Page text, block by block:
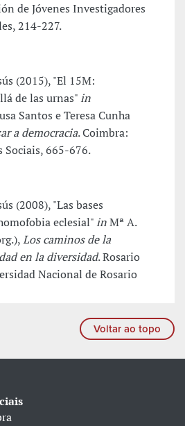
de Jóvenes Investigadores
214-227.
(2015), "El 15M:
de las urnas"in
Santos e Teresa Cunha
a democracia. Coimbra:
Sociais, 665-676.
(2008), "Las bases
eclesial"inMª A.
Los caminos de la
en la diversidad. Rosario
Nacional de Rosario
Voltar ao topo